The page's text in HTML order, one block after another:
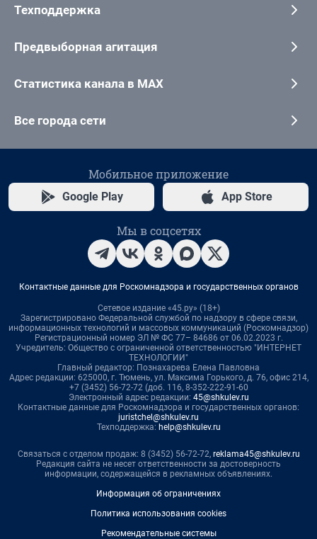
Техподдержка
Предвыборная агитация
Статистика канала в MAX
Все города сети
Мобильное приложение
Google Play App Store
Мы в соцсетях
Контактные данные для Роскомнадзора и государственных органов
Сетевое издание «45.ру» (18+)
Зарегистрировано Федеральной службой по надзору в сфере связи,
информационных технологий и массовых коммуникаций (Роскомнадзор)
Регистрационный номер ЭЛ № ФС 77– 84686 от 06.02.2023 г.
Учредитель: Общество с ограниченной ответственностью "ИНТЕРНЕТ
ТЕХНОЛОГИИ"
Главный редактор: Познахарева Елена Павловна
Адрес редакции: 625000, г. Тюмень, ул. Максима Горького, д. 76, офис 214,
+7 (3452) 56-72-72 (доб. 116, 8-352-222-91-60
Электронный адрес редакции: 45@shkulev.ru
Контактные данные для Роскомнадзора и государственных органов:
juristchel@shkulev.ru
Техподдержка: help@shkulev.ru
Связаться с отделом продаж: 8 (3452) 56-72-72, reklama45@shkulev.ru
Редакция сайта не несет ответственности за достоверность
информации, содержащейся в рекламных объявлениях.
Информация об ограничениях
Политика использования cookies
Рекомендательные системы